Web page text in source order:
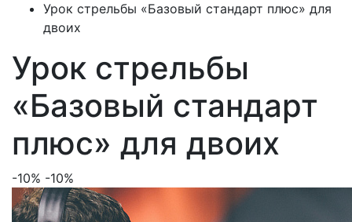
Урок стрельбы «Базовый стандарт плюс» для
двоих
Урок стрельбы
«Базовый стандарт
плюс» для двоих
-10% -10%